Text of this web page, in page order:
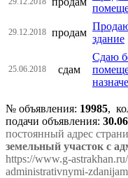
29.12.2018 продам
здание
25.06.2018 сдам
Сдаю
№ объявления: 19985,
подачи объявления:
постоянный адрес
земельный участок с
https://www.g-
administrativnymi-